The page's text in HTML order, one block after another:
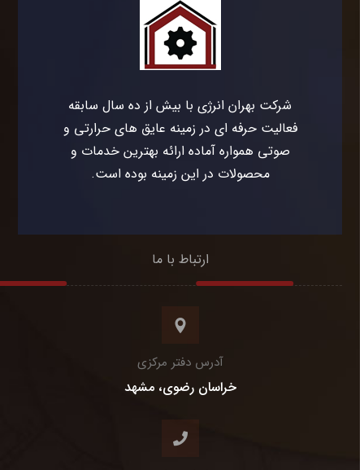
شرکت بهران انرژی با بیش از ده سال سابقه
فعالیت حرفه ای در زمینه عایق های حرارتی و
صوتی همواره آماده ارائه بهترین خدمات و
محصولات در این زمینه بوده است.
ارتباط با ما
آدرس دفتر مرکزی
خراسان رضوی، مشهد